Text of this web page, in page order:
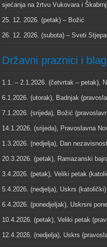
sjećanja na žrtvu Vukovara i
25. 12. 2026. (petak) – Božić
26. 12. 2026. (subota) – Sveti
Državni praznici i
1.1. – 2.1.2026. (četvrtak – petak),
6.1.2026. (utorak), Badnjak
7.1.2026. (srijeda), Božić
14.1.2026. (srijeda), Pravoslavna
1.3.2026. (nedjelja), Dan
20.3.2026. (petak), Ramazanski
3.4.2026. (petak), Veliki petak
5.4.2026. (nedjelja), Uskrs (katolički)
6.4.2026. (ponedjeljak), Uskrsni
10.4.2026. (petak), Veliki petak
12.4.2026. (nedjelja), Uskrs